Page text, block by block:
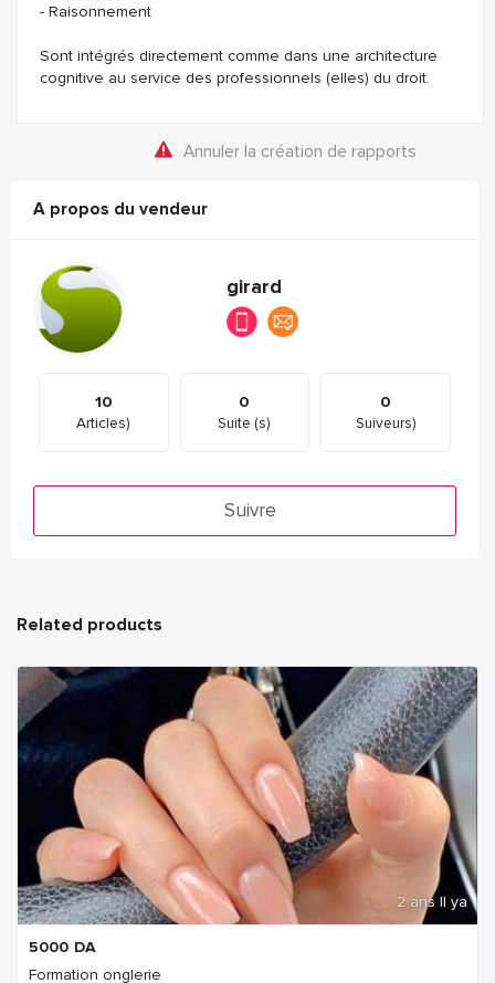
- Raisonnement
Sont intégrés directement comme dans une architecture
cognitive au service des professionnels (elles) du droit.
Annuler la création de rapports
A propos du vendeur
girard
10
Articles)
0
Suite (s)
0
Suiveurs)
Suivre
Related products
2 ans Il ya
5000 DA
Formation onglerie